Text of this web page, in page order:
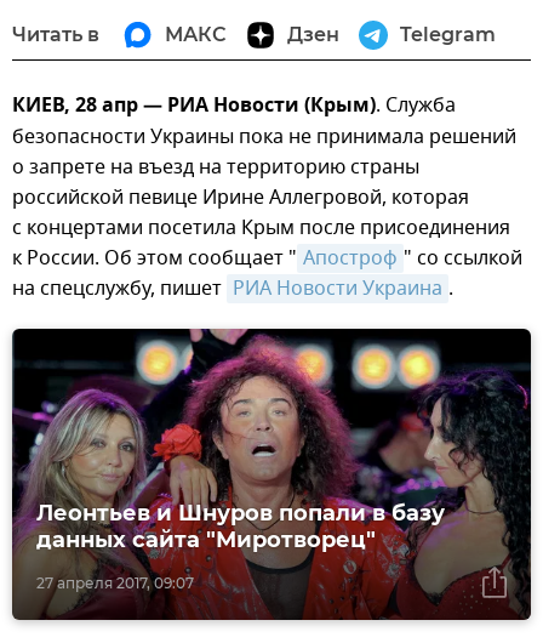
Читать в МАКС Дзен Telegram
КИЕВ, 28 апр — РИА Новости (Крым). Служба
безопасности Украины пока не принимала решений
о запрете на въезд на территорию страны
российской певице Ирине Аллегровой, которая
с концертами посетила Крым после присоединения
к России. Об этом сообщает " Апостроф " со ссылкой
на спецслужбу, пишет РИА Новости Украина .
27 апреля 2017, 09:07
Леонтьев и Шнуров попали в базу
данных сайта "Миротворец"